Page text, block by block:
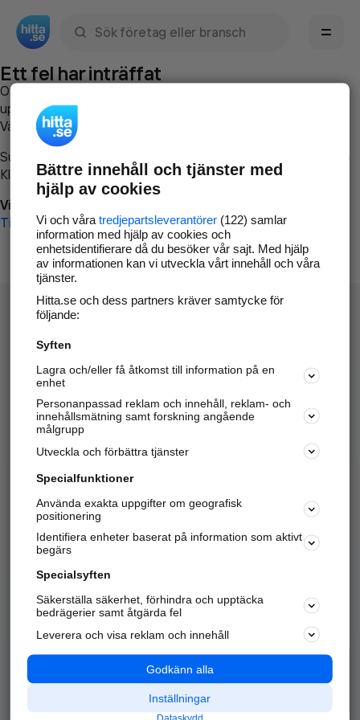
Ett fel har inträffat
Om du vill kan du
uppstod så att vi lättare och snabbare kan avhjälpa det.
Vänligen försök med följande:
Surfa till
Klicka påTillbaka-knappen i webbläsaren och försök igen
Vi beklagar besväret!
Till startsidan
Hitta.se - Gratis nummerupplysning.
Sök företag, personer och platser.
Hitta telefonnummer, adresser, företagsinfo mm.
Marknadsför företaget
Kom igång och annonsera mot
samarbetspartners nära dig.
Alla kategorier
Populära sökningar
API & Kartor
Annonsera
Integritet
Nödnummer
Bättre innehåll och tjänster med
hjälp av cookies
Vi och våra tredjepartsleverantörer(122) samlar
information med hjälp av cookies och
enhetsidentifierare då du besöker vår sajt. Med hjälp
av informationen kan vi utveckla vårt innehåll och våra
tjänster.
Hitta.se och dess partners kräver samtycke för
följande:
Syften
Lagra och/eller få åtkomst till information på en
enhet
Personanpassad reklam och innehåll, reklam- och
innehållsmätning samt forskning angående
målgrupp
Utveckla och förbättra tjänster
Specialfunktioner
Använda exakta uppgifter om geografisk
positionering
Identifiera enheter baserat på information som aktivt
begärs
Specialsyften
Säkerställa säkerhet, förhindra och upptäcka
bedrägerier samt åtgärda fel
Leverera och visa reklam och innehåll
Godkänn alla
Inställningar
Dataskydd